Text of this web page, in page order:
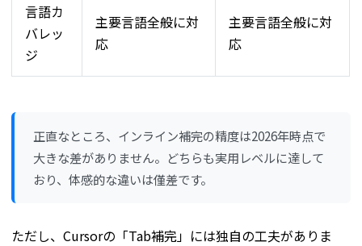
言語カ
バレッ
ジ
主要言語全般に対
応
主要言語全般に対
応
正直なところ、インライン補完の精度は2026年時点で
大きな差がありません。どちらも実用レベルに達して
おり、体感的な違いは僅差です。
ただし、Cursorの「Tab補完」には独自の工夫がありま